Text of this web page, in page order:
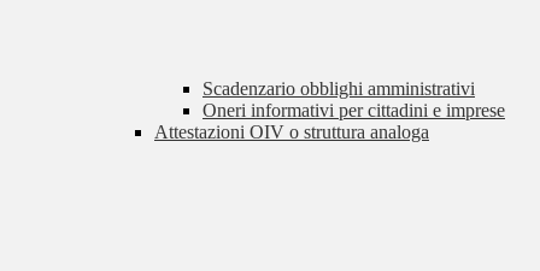
Scadenzario obblighi amministrativi
Oneri informativi per cittadini e imprese
Attestazioni OIV o struttura analoga